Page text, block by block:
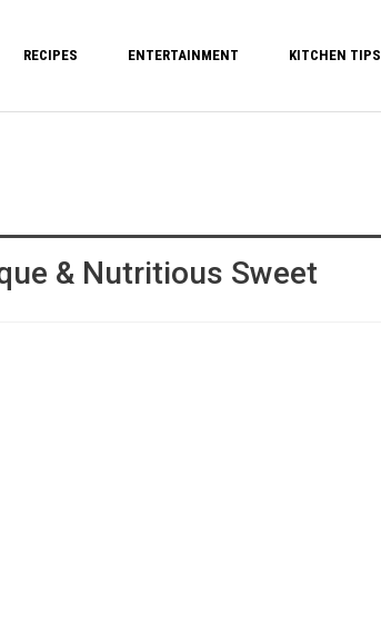
RECIPES ENTERTAINMENT KITCHEN TIPS
& Nutritious Sweet